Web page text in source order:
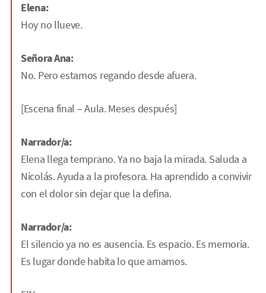
Elena:
Hoy no llueve.
Señora Ana:
No. Pero estamos regando desde afuera.
[Escena final – Aula. Meses después]
Narrador/a:
Elena llega temprano. Ya no baja la mirada. Saluda a
Nicolás. Ayuda a la profesora. Ha aprendido a convivir
con el dolor sin dejar que la defina.
Narrador/a:
El silencio ya no es ausencia. Es espacio. Es memoria.
Es lugar donde habita lo que amamos.